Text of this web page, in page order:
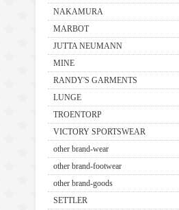
NAKAMURA
MARBOT
JUTTA NEUMANN
MINE
RANDY'S GARMENTS
LUNGE
TROENTORP
VICTORY SPORTSWEAR
other brand-wear
other brand-footwear
other brand-goods
SETTLER